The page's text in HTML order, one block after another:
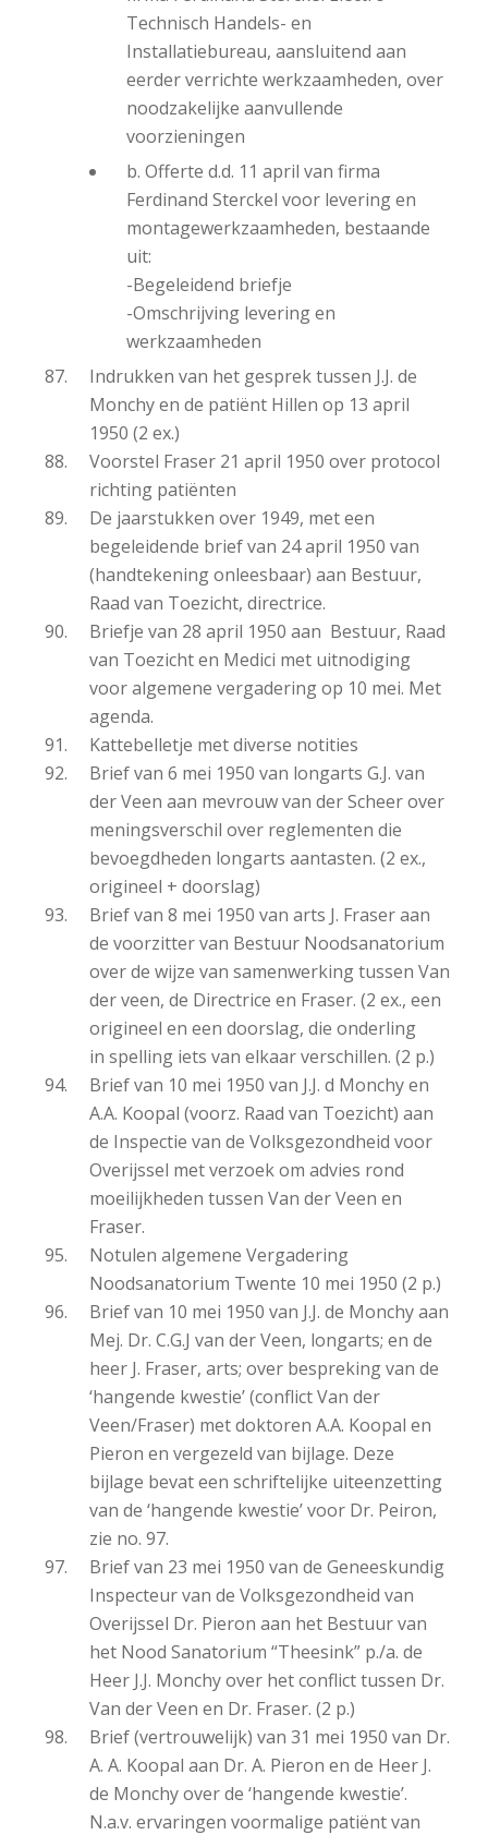
Technisch Handels- en
Installatiebureau, aansluitend aan
eerder verrichte werkzaamheden, over
noodzakelijke aanvullende
voorzieningen
b. Offerte d.d. 11 april van firma
Ferdinand Sterckel voor levering en
montagewerkzaamheden, bestaande
uit:
-Begeleidend briefje
-Omschrijving levering en
werkzaamheden
Indrukken van het gesprek tussen J.J. de
Monchy en de patiënt Hillen op 13 april
1950 (2 ex.)
Voorstel Fraser 21 april 1950 over protocol
richting patiënten
De jaarstukken over 1949, met een
begeleidende brief van 24 april 1950 van
(handtekening onleesbaar) aan Bestuur,
Raad van Toezicht, directrice.
Briefje van 28 april 1950 aan Bestuur, Raad
van Toezicht en Medici met uitnodiging
voor algemene vergadering op 10 mei. Met
agenda.
Kattebelletje met diverse notities
Brief van 6 mei 1950 van longarts G.J. van
der Veen aan mevrouw van der Scheer over
meningsverschil over reglementen die
bevoegdheden longarts aantasten. (2 ex.,
origineel + doorslag)
Brief van 8 mei 1950 van arts J. Fraser aan
de voorzitter van Bestuur Noodsanatorium
over de wijze van samenwerking tussen Van
der veen, de Directrice en Fraser. (2 ex., een
origineel en een doorslag, die onderling
in spelling iets van elkaar verschillen. (2 p.)
Brief van 10 mei 1950 van J.J. d Monchy en
A.A. Koopal (voorz. Raad van Toezicht) aan
de Inspectie van de Volksgezondheid voor
Overijssel met verzoek om advies rond
moeilijkheden tussen Van der Veen en
Fraser.
Notulen algemene Vergadering
Noodsanatorium Twente 10 mei 1950 (2 p.)
Brief van 10 mei 1950 van J.J. de Monchy aan
Mej. Dr. C.G.J van der Veen, longarts; en de
heer J. Fraser, arts; over bespreking van de
‘hangende kwestie’ (conflict Van der
Veen/Fraser) met doktoren A.A. Koopal en
Pieron en vergezeld van bijlage. Deze
bijlage bevat een schriftelijke uiteenzetting
van de ‘hangende kwestie’ voor Dr. Peiron,
zie no. 97.
Brief van 23 mei 1950 van de Geneeskundig
Inspecteur van de Volksgezondheid van
Overijssel Dr. Pieron aan het Bestuur van
het Nood Sanatorium “Theesink” p./a. de
Heer J.J. Monchy over het conflict tussen Dr.
Van der Veen en Dr. Fraser. (2 p.)
Brief (vertrouwelijk) van 31 mei 1950 van Dr.
A. A. Koopal aan Dr. A. Pieron en de Heer J.
de Monchy over de ‘hangende kwestie’.
N.a.v. ervaringen voormalige patiënt van